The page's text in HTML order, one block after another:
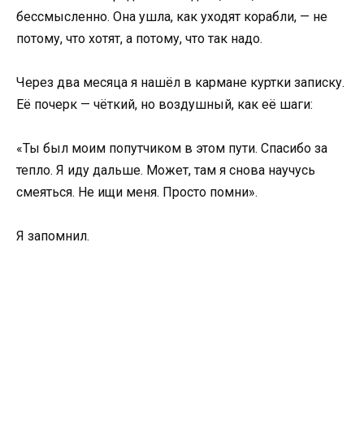
бессмысленно. Она ушла, как уходят корабли, — не
потому, что хотят, а потому, что так надо.
Через два месяца я нашёл в кармане куртки записку.
Её почерк — чёткий, но воздушный, как её шаги:
«Ты был моим попутчиком в этом пути. Спасибо за
тепло. Я иду дальше. Может, там я снова научусь
смеяться. Не ищи меня. Просто помни».
Я запомнил.